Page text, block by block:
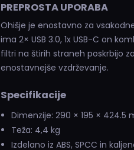
PREPROSTA UPORABA
Ohišje je enostavno za
ima 2× USB 3.0, 1x USB-C on
filtri na štirih straneh poskrbijo
enostavnejše vzdrževanje.
Specifikacije
Dimenzije: 290 × 195 × 424.5
Teža: 4,4 kg
Izdelano iz ABS, SPCC in